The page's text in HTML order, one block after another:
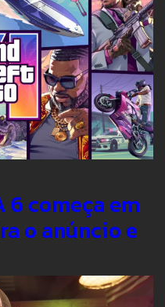
6 começa em
o anúncio e